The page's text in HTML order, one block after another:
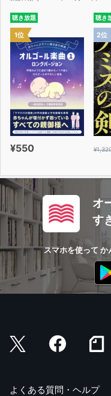
そのきっかけを掴むた
うチャンスっていうの
す。
でも、練習し続けても
変えたくなっちゃうじ
そこを変えずに頑張れ
GRITだと思うんですよ
聴き放題
1位
¥550
聴き
2位
オ
す
スマホを使って
よくある質問・ヘルプ